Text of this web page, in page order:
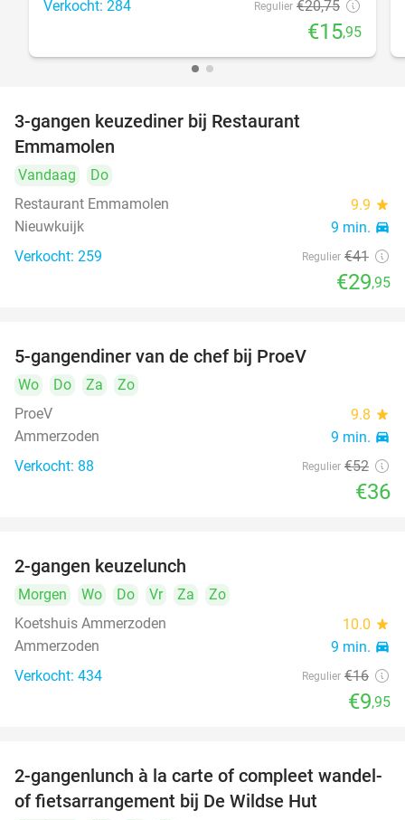
Verkocht: 284 Regulier €20,75
€15,95
3-gangen keuzediner bij Restaurant
Emmamolen
Vandaag
Do
Restaurant Emmamolen
9.9 star
Nieuwkuijk 9 min. directions_car
Verkocht: 259 Regulier €41
€29,95
5-gangendiner van de chef bij ProeV
Wo Do Za
Zo
ProeV
9.8 star
Ammerzoden 9 min. directions_car
Verkocht: 88 Regulier €52
€36
2-gangen keuzelunch
Morgen Wo Do Vr Za
Zo
Koetshuis Ammerzoden
10.0 star
Ammerzoden 9 min. directions_car
Verkocht: 434 Regulier €16
€9,95
34%
2-gangenlunch à la carte of compleet wandel-
of fietsarrangement bij De Wildse Hut